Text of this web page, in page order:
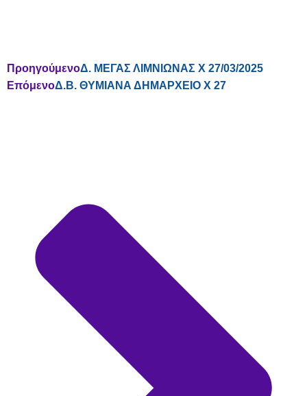
ΠροηγούμενοΔ. ΜΕΓΑΣ ΛΙΜΝΙΩΝΑΣ Χ 27/03/2025
ΕπόμενοΔ.Β. ΘΥΜΙΑΝΑ ΔΗΜΑΡΧΕΙΟ Χ 27